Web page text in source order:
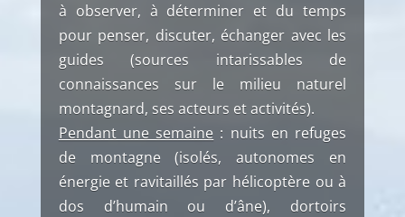
à observer, à déterminer et du temps
pour penser, discuter, échanger avec les
guides (sources intarissables de
connaissances sur le milieu naturel
montagnard, ses acteurs et activités).
Pendant une semaine : nuits en refuges
de montagne (isolés, autonomes en
énergie et ravitaillés par hélicoptère ou à
dos d’humain ou d’âne), dortoirs